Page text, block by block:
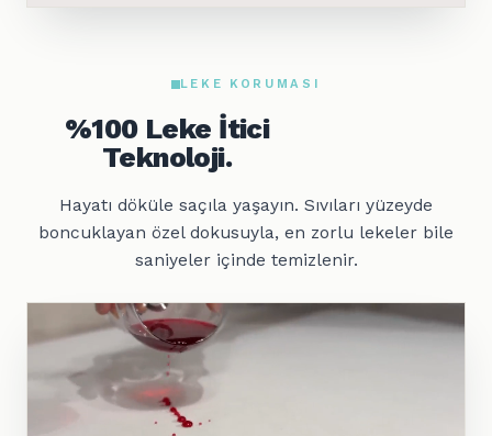
LEKE KORUMASI
%100 Leke İtici
Teknoloji.
Hayatı döküle saçıla yaşayın. Sıvıları yüzeyde
boncuklayan özel dokusuyla, en zorlu lekeler bile
saniyeler içinde temizlenir.